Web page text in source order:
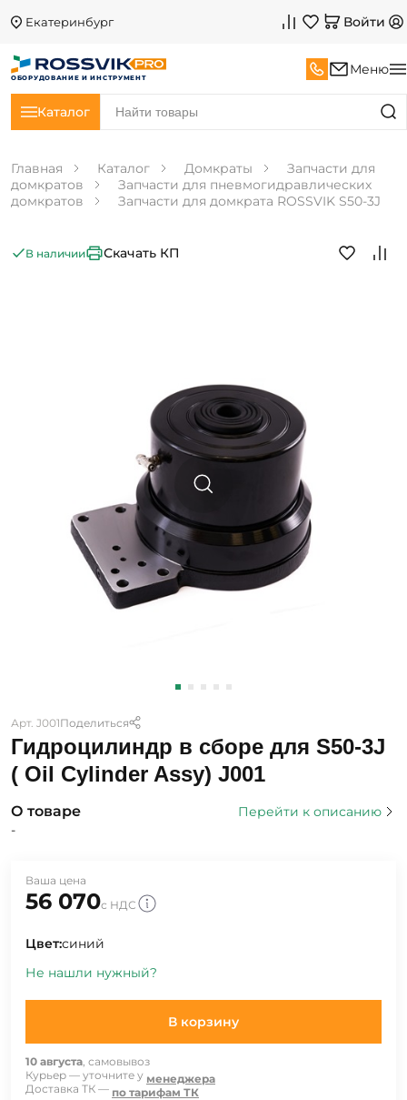
Екатеринбург Войти
ОБОРУДОВАНИЕ И ИНСТРУМЕНТ
Меню
Каталог
Главная Каталог Домкраты
Запчасти для
домкратов
Запчасти для пневмогидравлических
домкратов
Запчасти для домкрата ROSSVIK S50-3J
Арт. J001Поделиться
Гидроцилиндр в сборе для S50-3J
( Oil Cylinder Assy) J001
В наличии Скачать КП
О товаре
Перейти к описанию
-
Ваша цена
56 070с НДС
Цвет:синий
Не нашли нужный?
В корзину
10 августа, самовывоз
Курьер — уточните у менеджера
Доставка ТК — по тарифам ТК